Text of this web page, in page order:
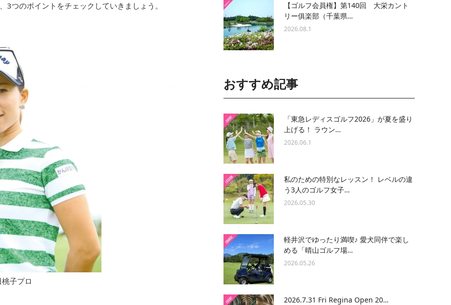
つのポイントをチェックしていきましょう。
子プロ
【ゴルフ会員権】第140回 大栄カント
リー俱楽部（千葉県…
2026.08.1
おすすめ記事
「東急レディスゴルフ2026」が夏を盛り
上げる！ ラウン…
2026.06.1
私のための特別なレッスン！ レベルの違
う3人のゴルフ女子…
2026.05.30
軽井沢でゆったり満喫♪ 愛犬同伴で楽し
める「晴山ゴルフ場…
2026.05.26
2026.7.31 Fri Regina Open 20…